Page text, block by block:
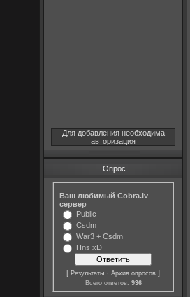
Для добавления необходима
авторизация
Опрос
Ваш любимый Cobra.lv
сервер
Public
Csdm
War3 + Csdm
Hns xD
[Результаты ·Архив опросов ]
Всего ответов: 936